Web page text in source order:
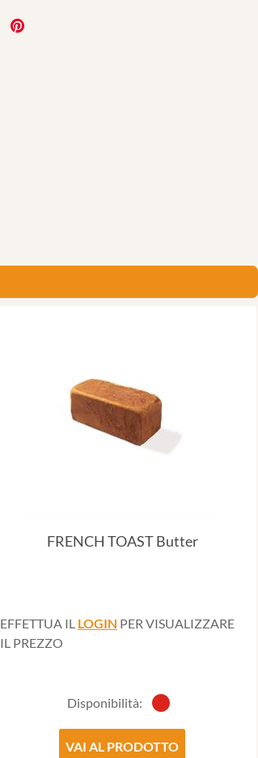
FRENCH TOAST Butter
EFFETTUA IL LOGIN PER VISUALIZZARE
IL PREZZO
Disponibilità:
VAI AL PRODOTTO